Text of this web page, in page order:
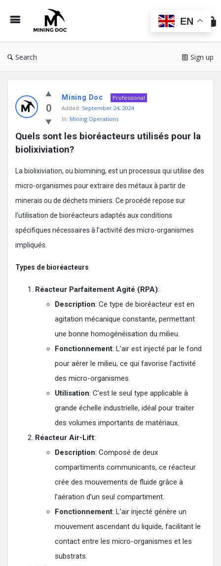
Doc
Search Sign up
Doc
Latest
Posts
0
Mining Doc
Professional
Added: September 24, 2024
In: Mining Operations
Quels sont les bioréacteurs utilisés pour la
biolixiviation?
La biolixiviation, ou biomining, est un processus qui utilise des
micro-organismes pour extraire des métaux à partir de
minerais ou de déchets miniers. Ce procédé repose sur
l’utilisation de bioréacteurs adaptés aux conditions
spécifiques nécessaires à l’activité des micro-organismes
impliqués.
Types de bioréacteurs
Réacteur Parfaitement Agité (RPA):
Description: Ce type de bioréacteur est en
agitation mécanique constante, permettant
une bonne homogénéisation du milieu.
Fonctionnement: L’air est injecté par le fond
pour aérer le milieu, ce qui favorise l’activité
des micro-organismes.
Utilisation: C’est le seul type applicable à
grande échelle industrielle, idéal pour traiter
des volumes importants de matériaux.
Réacteur Air-Lift:
Description: Composé de deux
compartiments communicants, ce réacteur
crée des mouvements de fluide grâce à
l’aération d’un seul compartiment.
Fonctionnement: L’air injecté génère un
mouvement ascendant du liquide, facilitant le
contact entre les micro-organismes et les
substrats.
EN